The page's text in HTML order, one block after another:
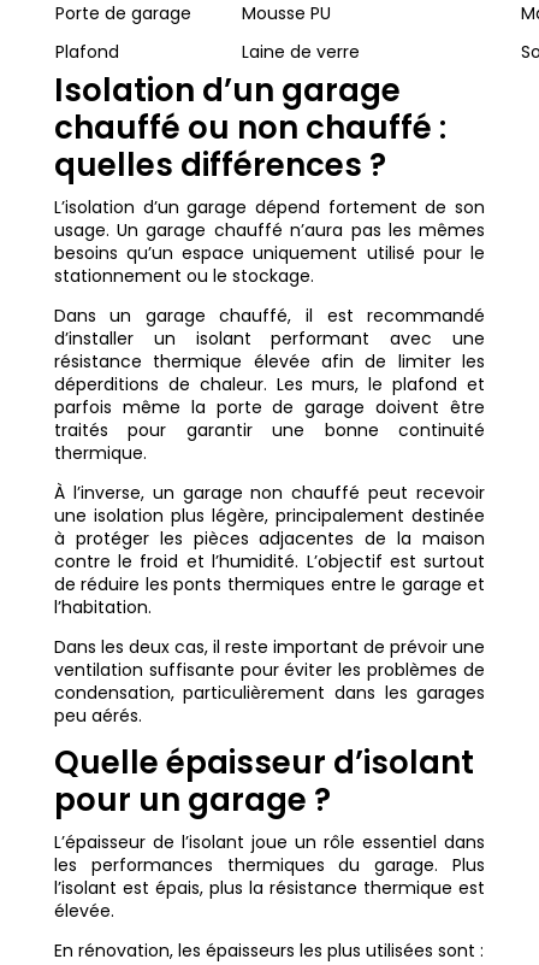
Porte de garage
Mousse PU
Plafond
Laine de verre
Isolation d’un garage
chauffé ou non chauffé :
quelles différences ?
L’isolation d’un garage dépend fortement de son
usage. Un garage chauffé n’aura pas les mêmes
besoins qu’un espace uniquement utilisé pour le
stationnement ou le stockage.
Dans un garage chauffé, il est recommandé
d’installer un isolant performant avec une
résistance thermique élevée afin de limiter les
déperditions de chaleur. Les murs, le plafond et
parfois même la porte de garage doivent être
traités pour garantir une bonne continuité
thermique.
À l’inverse, un garage non chauffé peut recevoir
une isolation plus légère, principalement destinée
à protéger les pièces adjacentes de la maison
contre le froid et l’humidité. L’objectif est surtout
de réduire les ponts thermiques entre le garage et
l’habitation.
Dans les deux cas, il reste important de prévoir une
ventilation suffisante pour éviter les problèmes de
condensation, particulièrement dans les garages
peu aérés.
Quelle épaisseur d’isolant
pour un garage ?
L’épaisseur de l’isolant joue un rôle essentiel dans
les performances thermiques du garage. Plus
l’isolant est épais, plus la résistance thermique est
élevée.
En rénovation, les épaisseurs les plus utilisées sont :